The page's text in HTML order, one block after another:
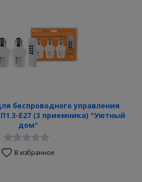
беспроводного управления
Е27 (3 приемника) "Уютный
дом"
В избранное